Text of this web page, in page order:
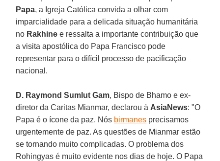
Papa, a Igreja Católica convida a olhar com
imparcialidade para a delicada situação humanitária
no Rakhine e ressalta a importante contribuição que
a visita apostólica do Papa Francisco pode
representar para o difícil processo de pacificação
nacional.
D. Raymond Sumlut Gam, Bispo de Bhamo e ex-
diretor da Caritas Mianmar, declarou à AsiaNews: "O
Papa é o ícone da paz. Nós birmanes precisamos
urgentemente de paz. As questões de Mianmar estão
se tornando muito complicadas. O problema dos
Rohingyas é muito evidente nos dias de hoje. O Papa